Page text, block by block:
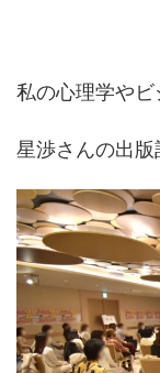
私の心理学やビ
星渉さんの出版